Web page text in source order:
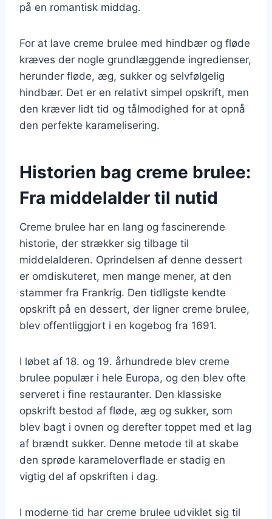
på en romantisk middag.
For at lave creme brulee med hindbær og fløde
kræves der nogle grundlæggende ingredienser,
herunder fløde, æg, sukker og selvfølgelig
hindbær. Det er en relativt simpel opskrift, men
den kræver lidt tid og tålmodighed for at opnå
den perfekte karamelisering.
Historien bag creme brulee:
Fra middelalder til nutid
Creme brulee har en lang og fascinerende
historie, der strækker sig tilbage til
middelalderen. Oprindelsen af denne dessert
er omdiskuteret, men mange mener, at den
stammer fra Frankrig. Den tidligste kendte
opskrift på en dessert, der ligner creme brulee,
blev offentliggjort i en kogebog fra 1691.
I løbet af 18. og 19. århundrede blev creme
brulee populær i hele Europa, og den blev ofte
serveret i fine restauranter. Den klassiske
opskrift bestod af fløde, æg og sukker, som
blev bagt i ovnen og derefter toppet med et lag
af brændt sukker. Denne metode til at skabe
den sprøde karameloverflade er stadig en
vigtig del af opskriften i dag.
I moderne tid har creme brulee udviklet sig til